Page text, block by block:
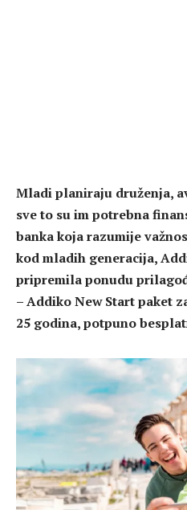
Mladi planiraju druženja,
sve to su im potrebna
banka koja razumije
kod mladih generacija,
pripremila ponudu
– Addiko New Start paket
25 godina, potpuno